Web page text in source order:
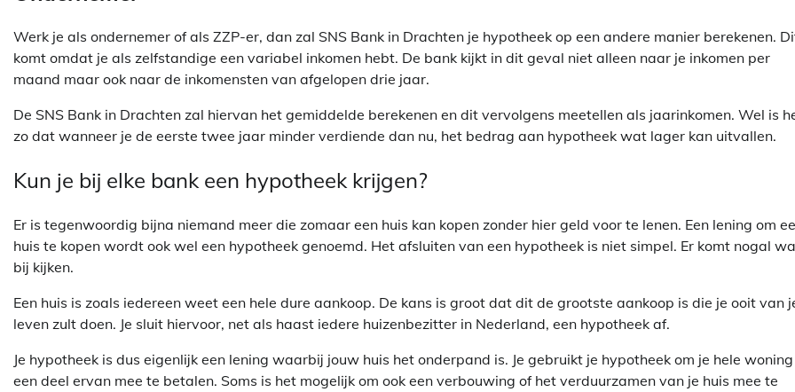
Werk je als ondernemer of als ZZP-er, dan zal SNS Bank in Drachten je hypotheek op een andere manier berekenen.
komt omdat je als zelfstandige een variabel inkomen hebt. De bank kijkt in dit geval niet alleen naar je inkomen per
maand maar ook naar de inkomensten van afgelopen drie jaar.
De SNS Bank in Drachten zal hiervan het gemiddelde berekenen en dit vervolgens meetellen als jaarinkomen. Wel is
zo dat wanneer je de eerste twee jaar minder verdiende dan nu, het bedrag aan hypotheek wat lager kan uitvallen.
Kun je bij elke bank een hypotheek krijgen?
Er is tegenwoordig bijna niemand meer die zomaar een huis kan kopen zonder hier geld voor te lenen. Een lening om
huis te kopen wordt ook wel een hypotheek genoemd. Het afsluiten van een hypotheek is niet simpel. Er komt nogal
bij kijken.
Een huis is zoals iedereen weet een hele dure aankoop. De kans is groot dat dit de grootste aankoop is die je ooit van
leven zult doen. Je sluit hiervoor, net als haast iedere huizenbezitter in Nederland, een hypotheek af.
Je hypotheek is dus eigenlijk een lening waarbij jouw huis het onderpand is. Je gebruikt je hypotheek om je hele
een deel ervan mee te betalen. Soms is het mogelijk om ook een verbouwing of het verduurzamen van je huis mee te